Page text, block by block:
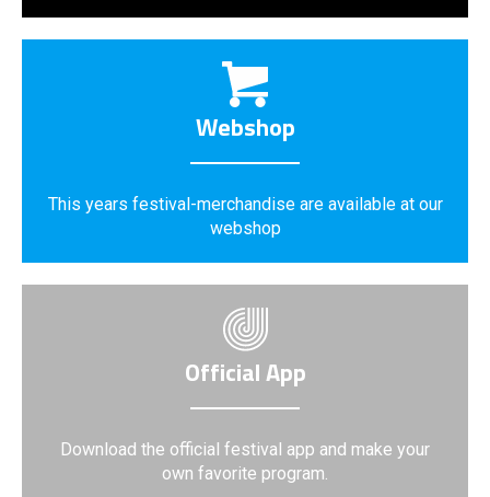
Webshop
This years festival-merchandise are available at our
webshop
Official App
Download the official festival app and make your
own favorite program.